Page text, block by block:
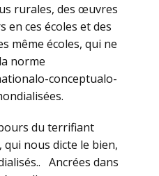
rurales, des œuvres
en ces écoles et des
même écoles, qui ne
norme
conceptualo-
du terrifiant
nous dicte le bien,
Ancrées dans